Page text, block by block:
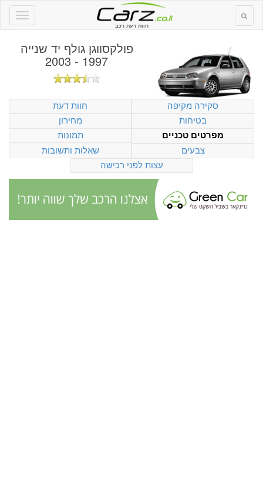
חוות דעת רכב
פולקסווגן גולף יד שנייה
1997 - 2003
סקירה מקיפה
חוות דעת
בטיחות
מחירון
מפרטים טכניים
תמונות
צבעים
שאלות ותשובות
עצות לפני רכישה